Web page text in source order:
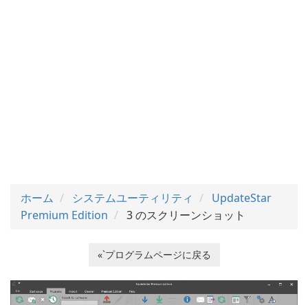
ホーム システムユーティリティ
UpdateStar
Premium Edition
3 のスクリーンショット
«`プログラムページに戻る